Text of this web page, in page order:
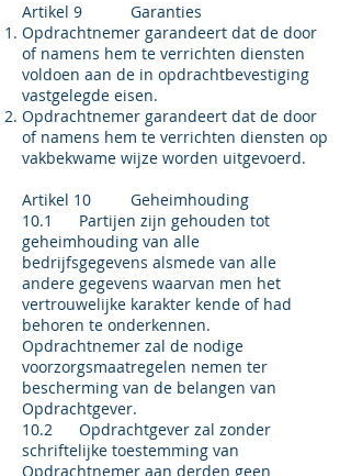
Artikel 9 Garanties
Opdrachtnemer garandeert dat de door
of namens hem te verrichten diensten
voldoen aan de in opdrachtbevestiging
vastgelegde eisen.
Opdrachtnemer garandeert dat de door
of namens hem te verrichten diensten op
vakbekwame wijze worden uitgevoerd.
Artikel 10 Geheimhouding
10.1 Partijen zijn gehouden tot
geheimhouding van alle
bedrijfsgegevens alsmede van alle
andere gegevens waarvan men het
vertrouwelijke karakter kende of had
behoren te onderkennen.
Opdrachtnemer zal de nodige
voorzorgsmaatregelen nemen ter
bescherming van de belangen van
Opdrachtgever.
10.2 Opdrachtgever zal zonder
schriftelijke toestemming van
Opdrachtnemer aan derden geen